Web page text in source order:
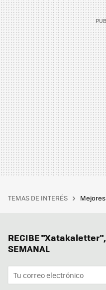
TEMAS DE INTERÉS
RECIBE "Xatakaletter",
SEMANAL